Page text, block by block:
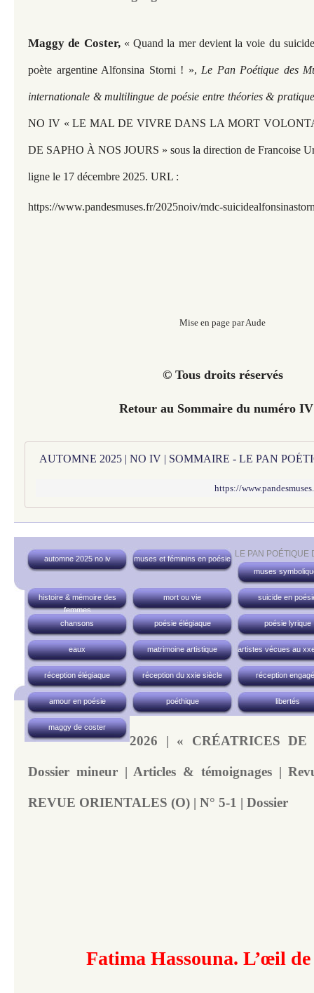
Maggy de Coster, « Quand la mer devient la voie du
poète argentine Alfonsina Storni ! », Le Pan Poétique des
internationale & multilingue de poésie entre théories &
NO IV « LE MAL DE VIVRE DANS LA MORT
DE SAPHO À NOS JOURS » sous la direction de Francoise
ligne le 17 décembre 2025. URL :
https://www.pandesmuses.fr/2025noiv/mdc-
Mise en page par Aude
© Tous droits réservés
Retour au Sommaire du numéro
AUTOMNE 2025 | NO IV | SOMMAIRE - LE PAN
https://
LE PAN POÉTIQUE
automne 2025 no iv
muses et féminins en poésie
muses
histoire & mémoire des
femmes
mort ou vie suicide en
chansons poésie élégiaque poésie lyrique
eaux matrimoine artistique artistes vécues au
réception élégiaque réception du xxie siècle réception
amour en poésie poéthique libertés
maggy de coster
2026 | « CRÉATRICES DE
Dossier mineur | Articles & témoignages |
REVUE ORIENTALES (O) | N° 5-1 | Dossier
Fatima Hassouna. L’œil de